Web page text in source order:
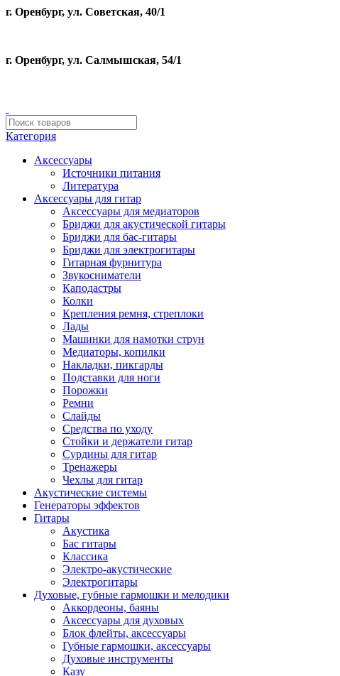
г. Оренбург, ул. Советская, 40/1
г. Оренбург, ул. Салмышская, 54/1
Категория
Аксессуары
Источники питания
Литература
Аксессуары для гитар
Аксессуары для медиаторов
Бриджи для акустической гитары
Бриджи для бас-гитары
Бриджи для электрогитары
Гитарная фурнитура
Звукосниматели
Каподастры
Колки
Крепления ремня, стреплоки
Лады
Машинки для намотки струн
Медиаторы, копилки
Накладки, пикгарды
Подставки для ноги
Порожки
Ремни
Слайды
Средства по уходу
Стойки и держатели гитар
Сурдины для гитар
Тренажеры
Чехлы для гитар
Акустические системы
Генераторы эффектов
Гитары
Акустика
Бас гитары
Классика
Электро-акустические
Электрогитары
Духовые, губные гармошки и мелодики
Аккордеоны, баяны
Аксессуары для духовых
Блок флейты, аксессуары
Губные гармошки, аксессуары
Духовые инструменты
Казу